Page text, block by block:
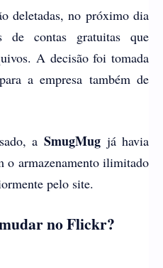
deletadas, no próximo dia
contas gratuitas que
A decisão foi tomada
para a empresa também de
a SmugMugjá havia
o armazenamento ilimitado
pelo site.
no Flickr?